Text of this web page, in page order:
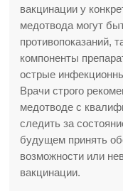
вакцинации у
медотвода могут
противопоказаний,
компоненты
острые
Врачи строго
медотводе с
следить за
будущем принять
возможности или
вакцинации.